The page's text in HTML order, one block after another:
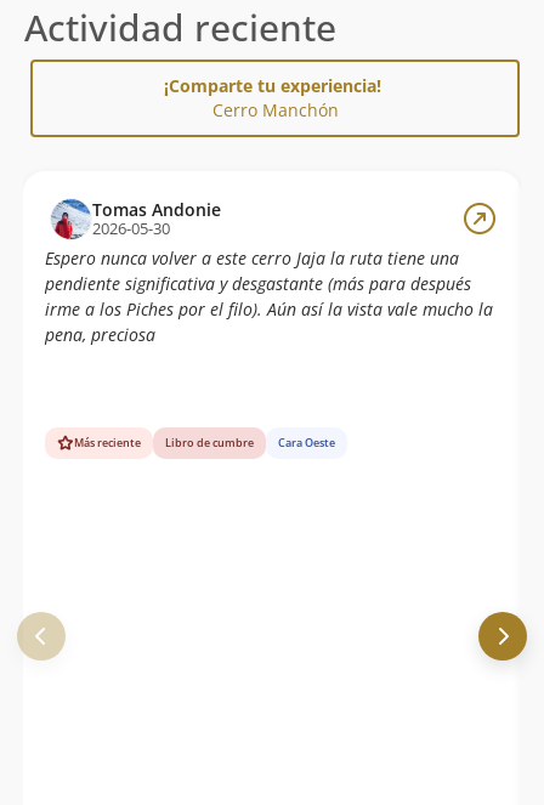
Actividad reciente
¡Comparte tu experiencia!
Cerro Manchón
Tomas Andonie
2026-05-30
Espero nunca volver a este cerro Jaja la ruta tiene una
pendiente significativa y desgastante (más para después
irme a los Piches por el filo). Aún así la vista vale mucho la
pena, preciosa
Más reciente Libro de cumbre Cara Oeste